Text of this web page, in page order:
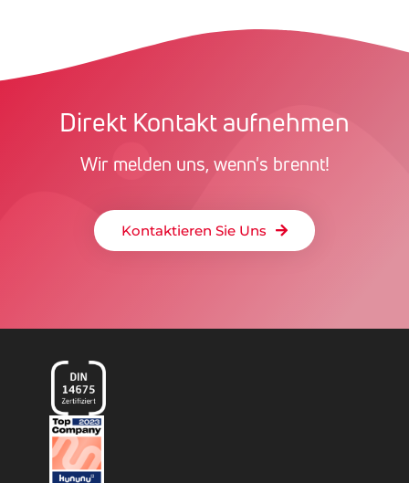
Direkt Kontakt aufnehmen
Wir melden uns, wenn's brennt!
Kontaktieren Sie Uns